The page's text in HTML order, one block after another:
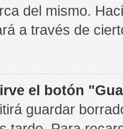
del mismo.
a través de
el botón
guardar